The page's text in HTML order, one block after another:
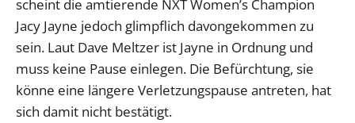
scheint die amtierende NXT Women’s Champion
Jacy Jayne jedoch glimpflich davongekommen zu
sein. Laut Dave Meltzer ist Jayne in Ordnung und
muss keine Pause einlegen. Die Befürchtung, sie
könne eine längere Verletzungspause antreten, hat
sich damit nicht bestätigt.